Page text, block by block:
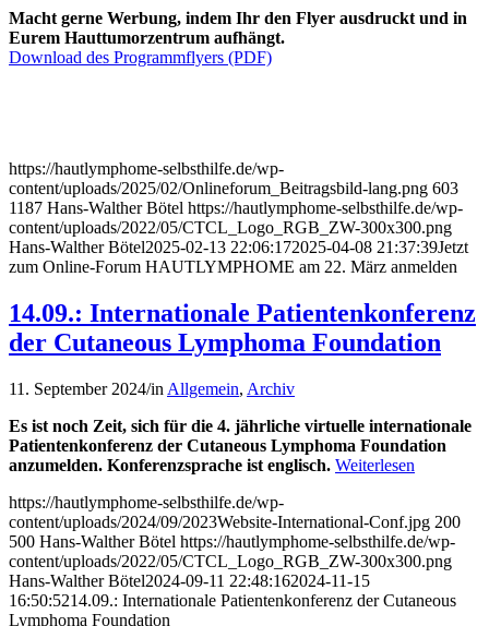
Macht gerne Werbung, indem Ihr den Flyer ausdruckt und in
Eurem Hauttumorzentrum aufhängt.
Download des Programmflyers (PDF)
https://hautlymphome-selbsthilfe.de/wp-
content/uploads/2025/02/Onlineforum_Beitragsbild-lang.png 603
1187 Hans-Walther Bötel https://hautlymphome-selbsthilfe.de/wp-
content/uploads/2022/05/CTCL_Logo_RGB_ZW-300x300.png
Hans-Walther Bötel2025-02-13 22:06:172025-04-08 21:37:39Jetzt
zum Online-Forum HAUTLYMPHOME am 22. März anmelden
14.09.: Internationale Patientenkonferenz
der Cutaneous Lymphoma Foundation
11. September 2024/in Allgemein, Archiv
Es ist noch Zeit, sich für die 4. jährliche virtuelle internationale
Patientenkonferenz der Cutaneous Lymphoma Foundation
anzumelden. Konferenzsprache ist englisch. Weiterlesen
https://hautlymphome-selbsthilfe.de/wp-
content/uploads/2024/09/2023Website-International-Conf.jpg 200
500 Hans-Walther Bötel https://hautlymphome-selbsthilfe.de/wp-
content/uploads/2022/05/CTCL_Logo_RGB_ZW-300x300.png
Hans-Walther Bötel2024-09-11 22:48:162024-11-15
16:50:5214.09.: Internationale Patientenkonferenz der Cutaneous
Lymphoma Foundation